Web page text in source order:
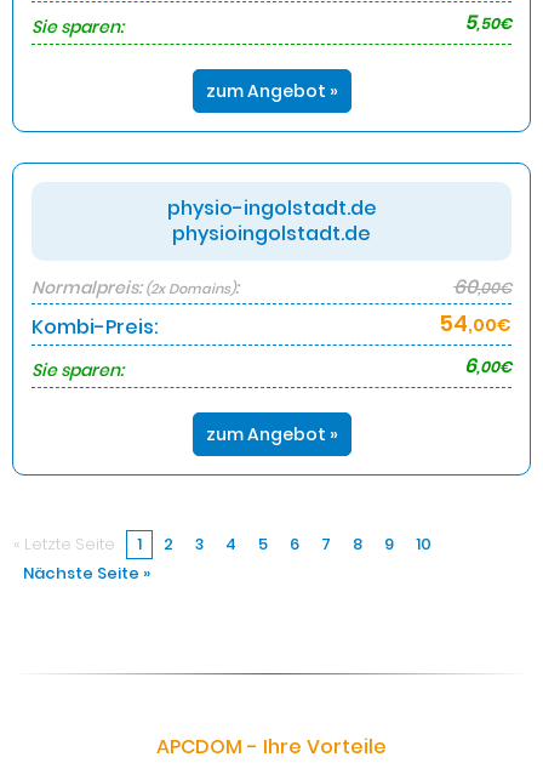
Sie sparen:
5,50€
zum Angebot »
physio-ingolstadt.de
physioingolstadt.de
Normalpreis:(2x Domains): 60,00€
Kombi-Preis: 54,00€
Sie sparen:
6,00€
zum Angebot »
« Letzte Seite 1 2 3 4 5 6 7 8 9
10
Nächste Seite »
APCDOM - Ihre Vorteile